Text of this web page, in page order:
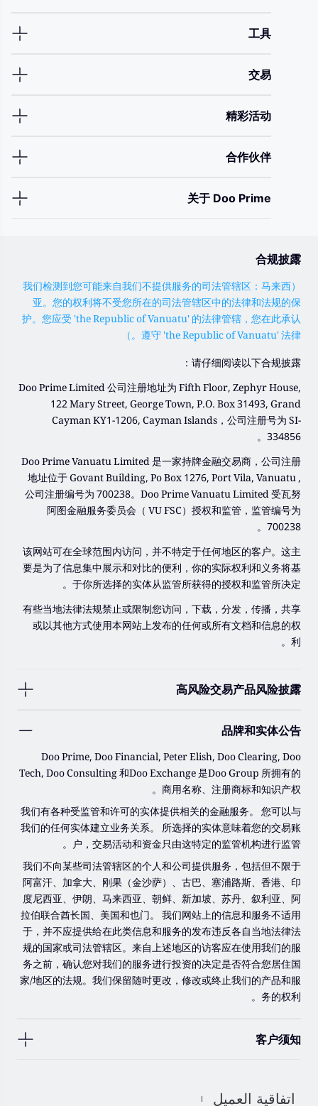
工具
交易
精彩活动
合作伙伴
关于 Doo Prime
合规披露
（我们检测到您可能来自我们不提供服务的司法管辖区：马来西
亚。您的权利将不受您所在的司法管辖区中的法律和法规的保
护。您应受 'the Republic of Vanuatu' 的法律管辖，您在此承认
遵守 'the Republic of Vanuatu' 法律。）
请仔细阅读以下合规披露：
Doo Prime Limited 公司注册地址为 Fifth Floor, Zephyr House,
122 Mary Street, George Town, P.O. Box 31493, Grand
Cayman KY1-1206, Cayman Islands，公司注册号为 SI-
334856。
Doo Prime Vanuatu Limited 是一家持牌金融交易商，公司注册
地址位于 Govant Building, Po Box 1276, Port Vila, Vanuatu ,
公司注册编号为 700238。Doo Prime Vanuatu Limited 受瓦努
阿图金融服务委员会（ VU FSC）授权和监管，监管编号为
700238。
该网站可在全球范围内访问，并不特定于任何地区的客户。这主
要是为了信息集中展示和对比的便利，你的实际权利和义务将基
于你所选择的实体从监管所获得的授权和监管所决定。
有些当地法律法规禁止或限制您访问，下载，分发，传播，共享
或以其他方式使用本网站上发布的任何或所有文档和信息的权
利。
高风险交易产品风险披露
货，差价合约和其他金融产品交易涉及高风险，可能会在短时间
内发生超过您的初始投资的大额亏损。
过去的投资表现并不代表其未来的表现。
在与我们进行任何交易之前，请确保您完全了解使用相应金融工
具进行交易的风险。 如果您不了解此处说明的风险，则应寻求独
立的专业建议。
品牌和实体公告
Doo Prime, Doo Financial, Peter Elish, Doo Clearing, Doo
Tech, Doo Consulting 和Doo Exchange 是Doo Group 所拥有的
商用名称、注册商标和知识产权。
我们有各种受监管和许可的实体提供相关的金融服务。 您可以与
我们的任何实体建立业务关系。 所选择的实体意味着您的交易账
户，交易活动和资金只由这特定的监管机构进行监管。
我们不向某些司法管辖区的个人和公司提供服务，包括但不限于
阿富汗、加拿大、刚果（金沙萨）、古巴、塞浦路斯、香港、印
度尼西亚、伊朗、马来西亚、朝鲜、新加坡、苏丹、叙利亚、阿
拉伯联合酋长国、美国和也门。 我们网站上的信息和服务不适用
于，并不应提供给在此类信息和服务的发布违反各自当地法律法
规的国家或司法管辖区。来自上述地区的访客应在使用我们的服
务之前，确认您对我们的服务进行投资的决定是否符合您居住国
家/地区的法规。我们保留随时更改，修改或终止我们的产品和服
务的权利。
客户须知
方材料（“材料”）仅供参考。 该材料仅被认为是市场传播，不包
اتفاقية العميل